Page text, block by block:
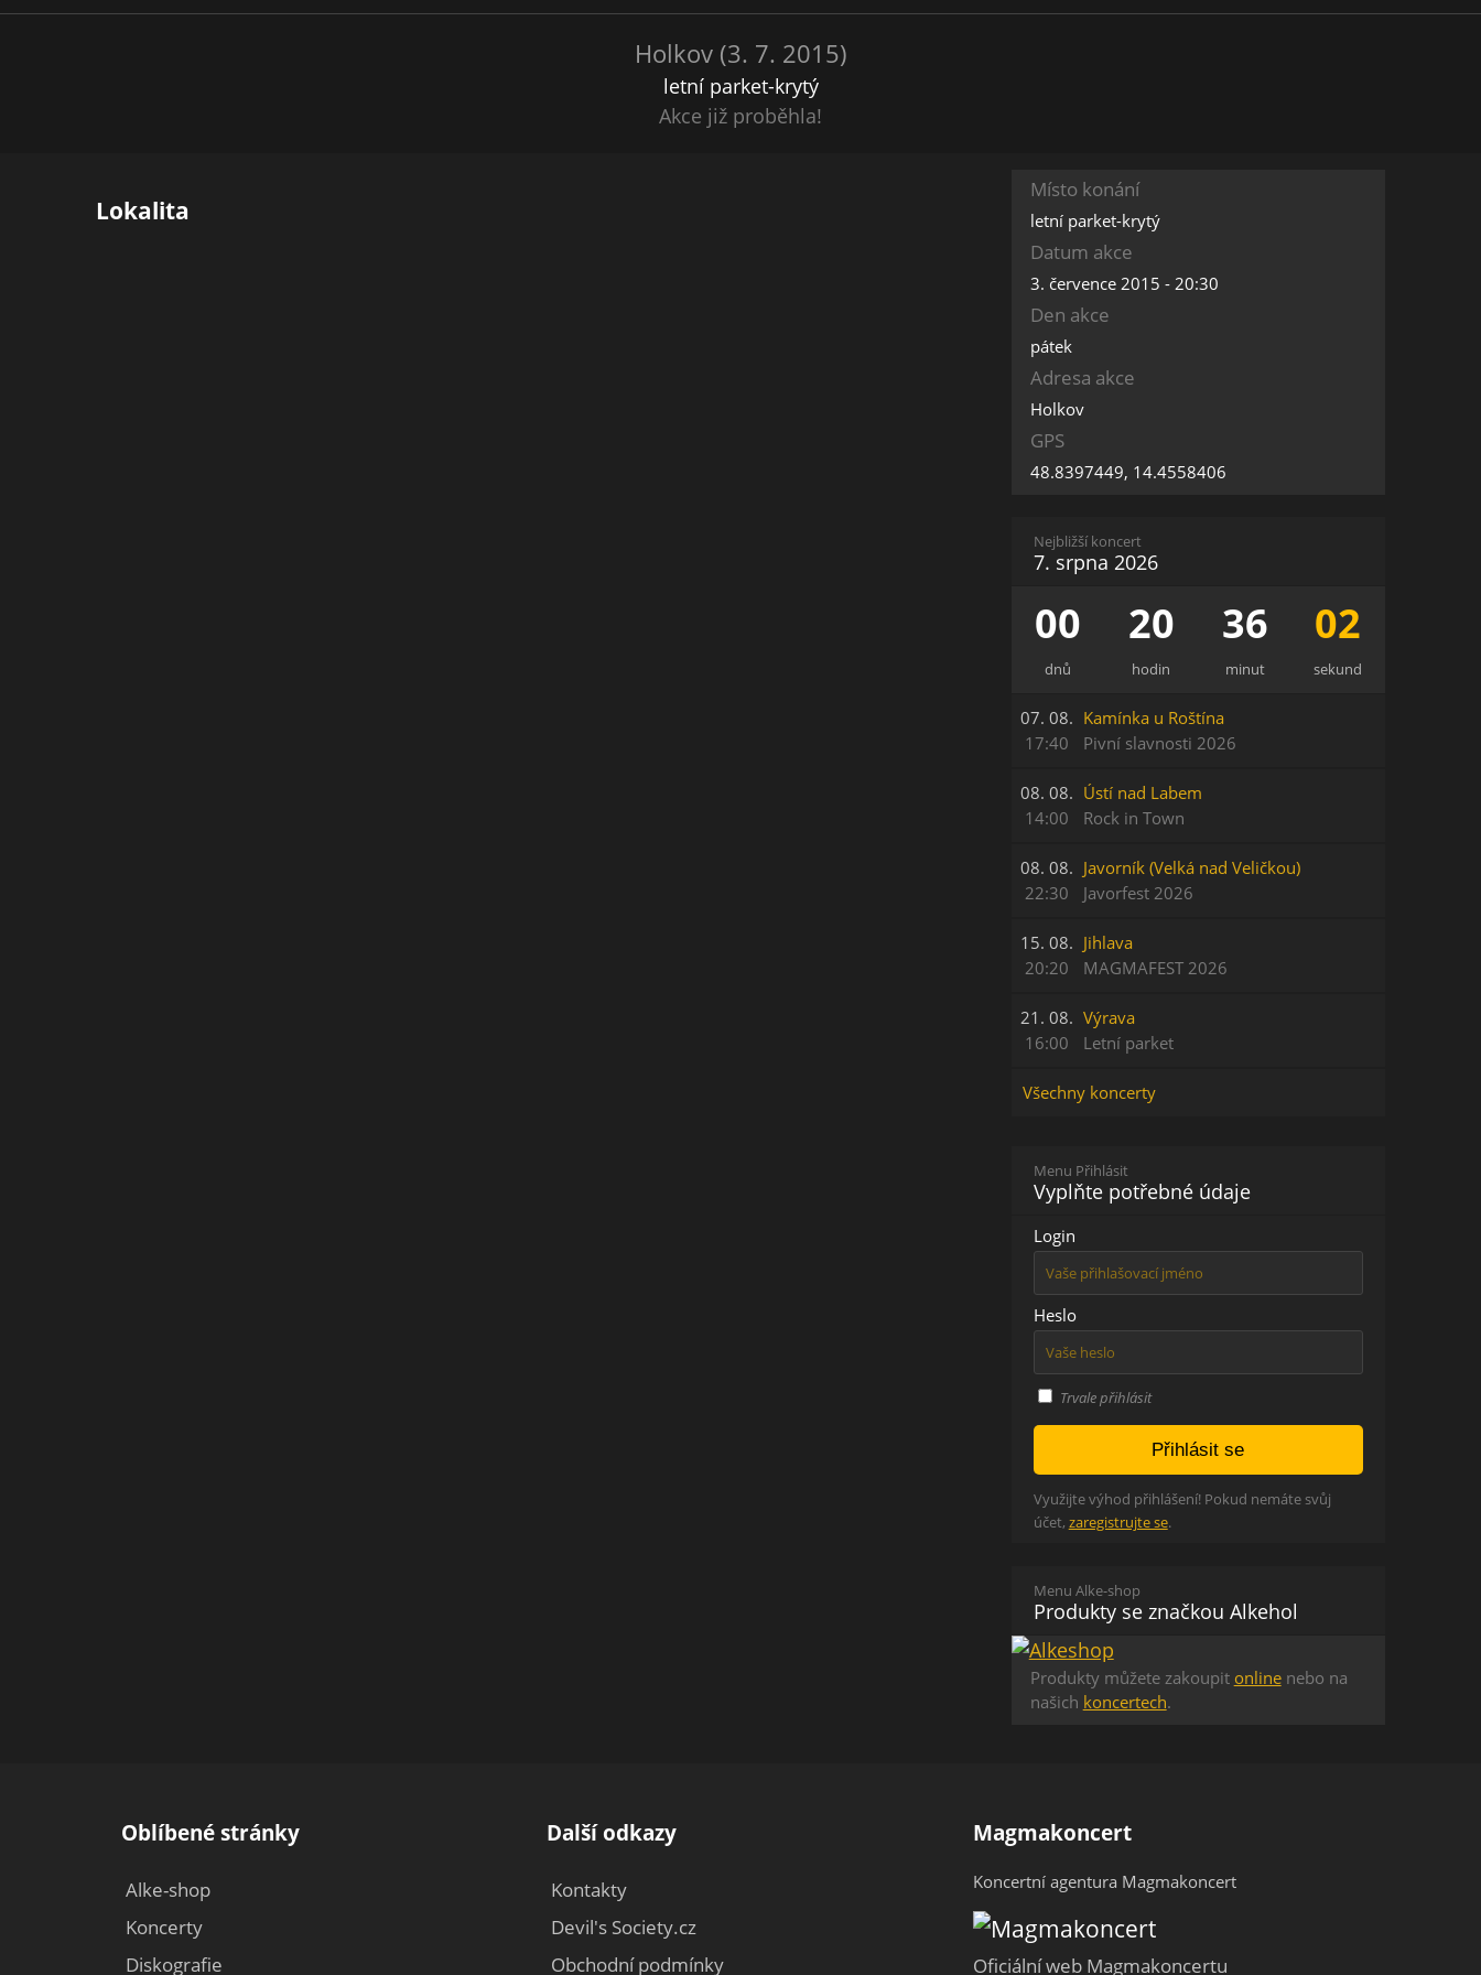
Holkov (3. 7. 2015)
letní parket-krytý
Akce již proběhla!
Místo konání
letní parket-krytý
Datum akce
3. července 2015 - 20:30
Den akce
pátek
Adresa akce
Holkov
GPS
48.8397449, 14.4558406
Lokalita
Nejbližší koncert
7. srpna 2026
00
dnů
20
hodin
36
minut
02
sekund
07. 08.
17:40
Kamínka u Roštína
Pivní slavnosti 2026
08. 08.
14:00
Ústí nad Labem
Rock in Town
08. 08.
22:30
Javorník (Velká nad Veličkou)
Javorfest 2026
15. 08.
20:20
Jihlava
MAGMAFEST 2026
21. 08.
16:00
Výrava
Letní parket
Všechny koncerty
Menu Přihlásit
Vyplňte potřebné údaje
Login
Heslo
Trvale přihlásit
Využijte výhod přihlášení! Pokud nemáte svůj
účet, zaregistrujte se.
Menu Alke-shop
Produkty se značkou Alkehol
Produkty můžete zakoupit onlinenebo na
našich koncertech.
Oblíbené stránky
Alke-shop
Koncerty
Diskografie
Další odkazy
Kontakty
Devil's Society.cz
Obchodní podmínky
Magmakoncert
Koncertní agentura Magmakoncert
Oficiální web Magmakoncertu